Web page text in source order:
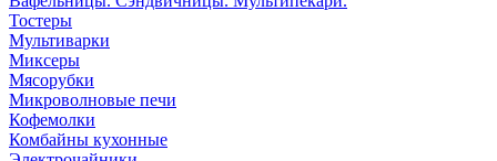
Тостеры
Мультиварки
Миксеры
Мясорубки
Микроволновые печи
Кофемолки
Комбайны кухонные